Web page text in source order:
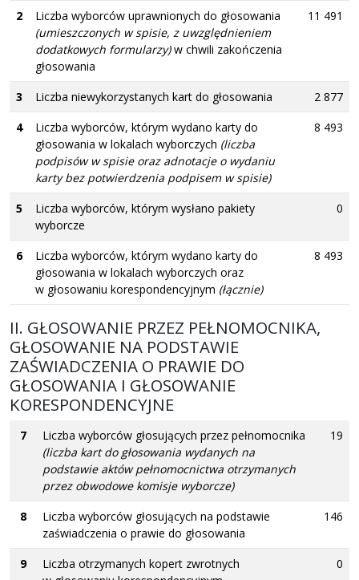
2
Liczba wyborców uprawnionych do głosowania
(umieszczonych w spisie, z uwzględnieniem
dodatkowych formularzy)w chwili zakończenia
głosowania
11 491
3 Liczba niewykorzystanych kart do głosowania
2 877
4
Liczba wyborców, którym wydano karty do
głosowania w lokalach wyborczych (liczba
podpisów w spisie oraz adnotacje o wydaniu
karty bez potwierdzenia podpisem w spisie)
8 493
5
Liczba wyborców, którym wysłano pakiety
wyborcze
0
6
Liczba wyborców, którym wydano karty do
głosowania w lokalach wyborczych oraz
w głosowaniu korespondencyjnym (łącznie)
8 493
II. GŁOSOWANIE PRZEZ PEŁNOMOCNIKA,
GŁOSOWANIE NA PODSTAWIE
ZAŚWIADCZENIA O PRAWIE DO
GŁOSOWANIA I GŁOSOWANIE
KORESPONDENCYJNE
7
Liczba wyborców głosujących przez pełnomocnika
(liczba kart do głosowania wydanych na
podstawie aktów pełnomocnictwa otrzymanych
przez obwodowe komisje wyborcze)
19
8
Liczba wyborców głosujących na podstawie
zaświadczenia o prawie do głosowania
146
9
Liczba otrzymanych kopert zwrotnych
0